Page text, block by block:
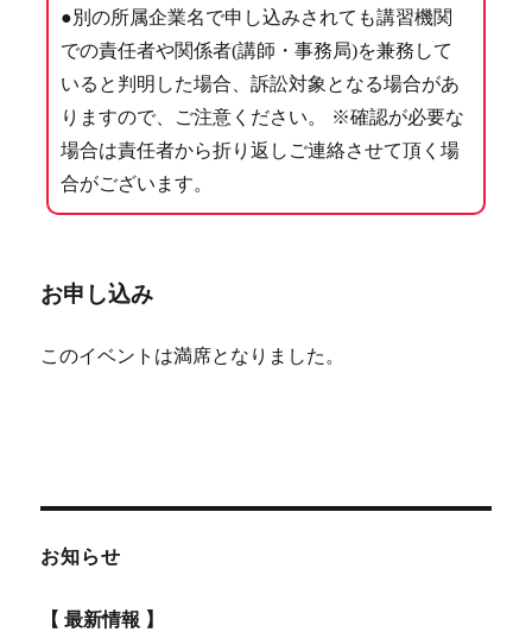
●別の所属企業名で申し込みされても講習機関
での責任者や関係者(講師・事務局)を兼務して
いると判明した場合、訴訟対象となる場合があ
りますので、ご注意ください。 ※確認が必要な
場合は責任者から折り返しご連絡させて頂く場
合がございます。
お申し込み
このイベントは満席となりました。
お知らせ
【 最新情報 】